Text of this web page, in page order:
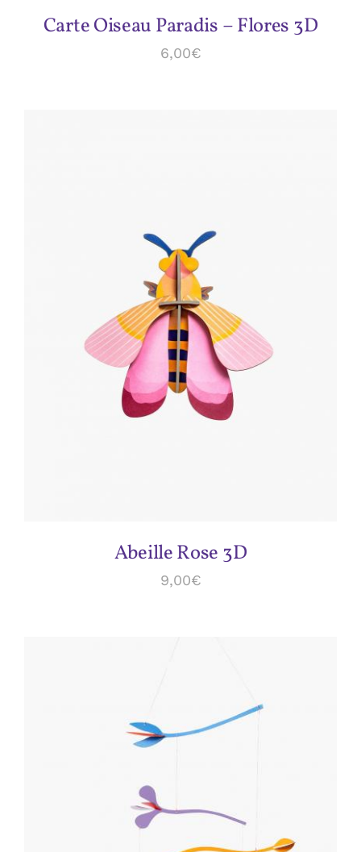
Carte Oiseau Paradis – Flores 3D
6,00€
ADD TO CART
/
Abeille Rose 3D
9,00€